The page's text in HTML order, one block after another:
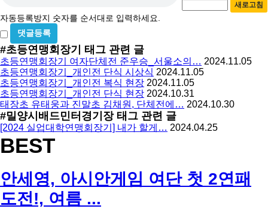
수
록
방
지
새로고침
자동등록방지 숫자를 순서대로 입력하세요.
비
밀
글
사
용
#초등연맹회장기 태그 관련 글
초등연맹회장기 여자단체전 준우승_서울소의… 2024.11.05
초등연맹회장기_개인전 단식 시상식 2024.11.05
초등연맹회장기_개인전 복식 현장 2024.11.05
초등연맹회장기_개인전 단식 현장 2024.10.31
태장초 유태웅과 진말초 김채원, 단체전에… 2024.10.30
#밀양시배드민터경기장태그 관련 글
[2024 실업대학연맹회장기] 내가 할게… 2024.04.25
BEST
안세영, 아시안게임 여단 첫 2연패
도전!, 여름 ...